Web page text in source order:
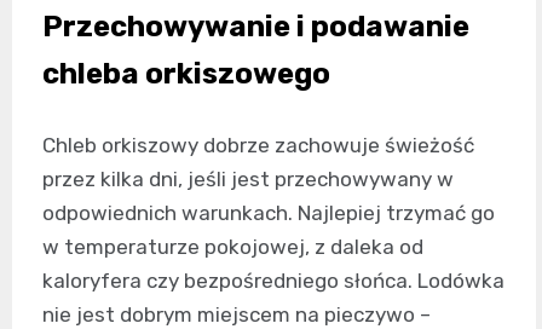
Przechowywanie i podawanie
chleba orkiszowego
Chleb orkiszowy dobrze zachowuje świeżość
przez kilka dni, jeśli jest przechowywany w
odpowiednich warunkach. Najlepiej trzymać go
w temperaturze pokojowej, z daleka od
kaloryfera czy bezpośredniego słońca. Lodówka
nie jest dobrym miejscem na pieczywo –